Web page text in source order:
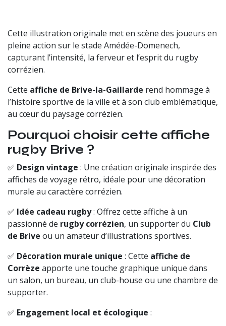
Cette illustration originale met en scène des joueurs en
pleine action sur le stade Amédée-Domenech,
capturant l’intensité, la ferveur et l’esprit du rugby
corrézien.
Cette affiche de Brive-la-Gaillarde rend hommage à
l’histoire sportive de la ville et à son club emblématique,
au cœur du paysage corrézien.
Pourquoi choisir cette affiche
rugby Brive ?
✅ Design vintage : Une création originale inspirée des
affiches de voyage rétro, idéale pour une décoration
murale au caractère corrézien.
✅ Idée cadeau rugby: Offrez cette affiche à un
passionné de rugby corrézien, un supporter du Club
de Brive ou un amateur d’illustrations sportives.
✅ Décoration murale unique : Cette affiche de
Corrèze apporte une touche graphique unique dans
un salon, un bureau, un club-house ou une chambre de
supporter.
✅ Engagement local et écologique :